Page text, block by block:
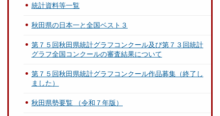
統計資料等一覧
秋田県の日本一と全国ベスト３
第７５回秋田県統計グラフコンクール及び第７３回統計
グラフ全国コンクールの審査結果について
第７５回秋田県統計グラフコンクール作品募集（終了し
ました）
秋田県勢要覧 （令和７年版）